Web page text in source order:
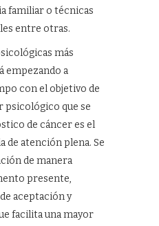
familiar o técnicas
entre otras.
más
empezando a
con el objetivo de
psicológico que se
de cáncer es el
de atención plena. Se
de manera
presente,
aceptación y
facilita una mayor